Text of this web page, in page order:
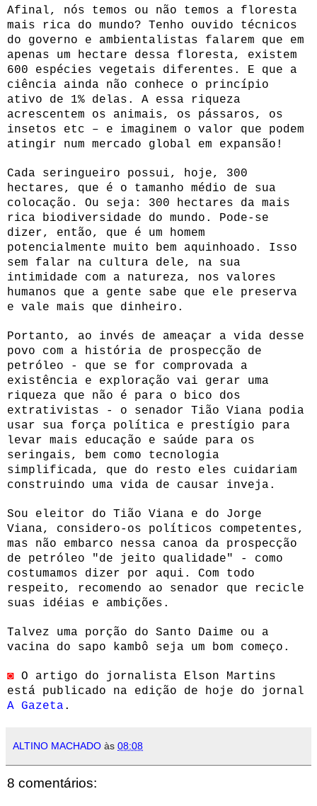
Afinal, nós temos ou não temos a floresta
mais rica do mundo? Tenho ouvido técnicos
do governo e ambientalistas falarem que em
apenas um hectare dessa floresta, existem
600 espécies vegetais diferentes. E que a
ciência ainda não conhece o princípio
ativo de 1% delas. A essa riqueza
acrescentem os animais, os pássaros, os
insetos etc – e imaginem o valor que podem
atingir num mercado global em expansão!
Cada seringueiro possui, hoje, 300
hectares, que é o tamanho médio de sua
colocação. Ou seja: 300 hectares da mais
rica biodiversidade do mundo. Pode-se
dizer, então, que é um homem
potencialmente muito bem aquinhoado. Isso
sem falar na cultura dele, na sua
intimidade com a natureza, nos valores
humanos que a gente sabe que ele preserva
e vale mais que dinheiro.
Portanto, ao invés de ameaçar a vida desse
povo com a história de prospecção de
petróleo - que se for comprovada a
existência e exploração vai gerar uma
riqueza que não é para o bico dos
extrativistas - o senador Tião Viana podia
usar sua força política e prestígio para
levar mais educação e saúde para os
seringais, bem como tecnologia
simplificada, que do resto eles cuidariam
construindo uma vida de causar inveja.
Sou eleitor do Tião Viana e do Jorge
Viana, considero-os políticos competentes,
mas não embarco nessa canoa da prospecção
de petróleo "de jeito qualidade" - como
costumamos dizer por aqui. Com todo
respeito, recomendo ao senador que recicle
suas idéias e ambições.
Talvez uma porção do Santo Daime ou a
vacina do sapo kambô seja um bom começo.
◙ O artigo do jornalista Elson Martins
está publicado na edição de hoje do jornal
A Gazeta .
ALTINO MACHADO às 08:08
8 comentários: